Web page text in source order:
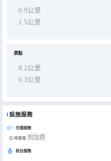
0.9公里
1.5公里
景點
8.2公里
6.3公里
設施服務
交通服務
停車場 附加费
前台服務